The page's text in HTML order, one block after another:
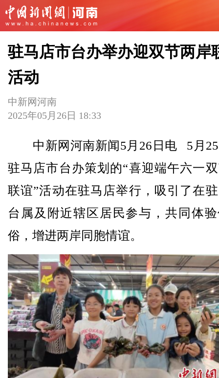
驻马店市台办举办迎双节两岸
活动
中新网河南
2025年05月26日 18:33
中新网河南新闻5月26日电 5月25
驻马店市台办策划的“喜迎端午六一
联谊”活动在驻马店举行，吸引了在
台属及附近辖区居民参与，共同体
俗，增进两岸同胞情谊。